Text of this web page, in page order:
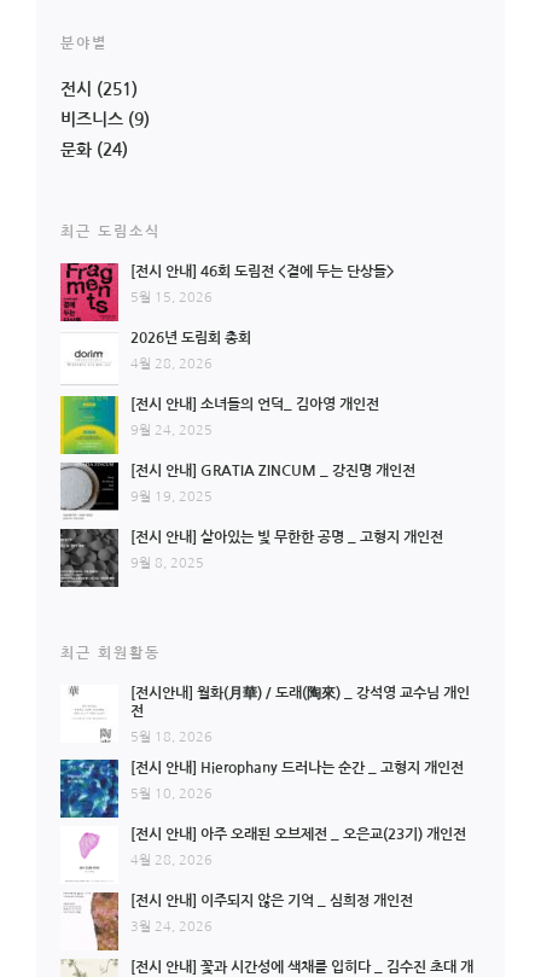
분야별
전시
(251)
비즈니스 (9)
문화 (24)
최근 도림소식
[전시 안내] 46회 도림전 <곁에 두는 단상들>
5월 15, 2026
2026년 도림회 총회
4월 28, 2026
[전시 안내] 소녀들의 언덕_ 김아영 개인전
9월 24, 2025
[전시 안내] GRATIA ZINCUM _ 강진명 개인전
9월 19, 2025
[전시 안내] 살아있는 빛 무한한 공명 _ 고형지 개인전
9월 8, 2025
최근 회원활동
[전시안내] 월화(月華) / 도래(陶來) _ 강석영 교수님 개인
전
5월 18, 2026
[전시 안내] Hierophany 드러나는 순간 _ 고형지 개인전
5월 10, 2026
[전시 안내] 아주 오래된 오브제전 _ 오은교(23기) 개인전
4월 28, 2026
[전시 안내] 이주되지 않은 기억 _ 심희정 개인전
3월 24, 2026
[전시 안내] 꽃과 시간성에 색채를 입히다 _ 김수진 초대 개